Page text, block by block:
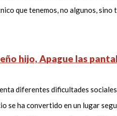
que tenemos, no algunos, sino
hijo, Apague las
diferentes dificultades
se ha convertido en un lugar